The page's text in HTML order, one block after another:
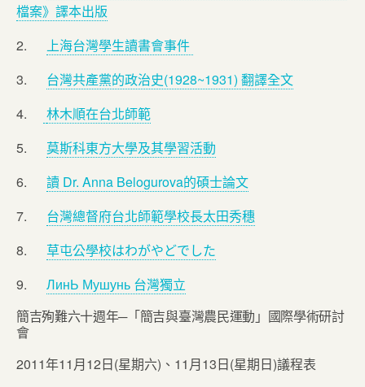
檔案》譯本出版
2. 上海台灣學生讀書會事件
3. 台灣共產黨的政治史(1928~1931) 翻譯全文
4.
林木順在台北師範
5. 莫斯科東方大學及其學習活動
6. 讀 Dr. Anna Belogurova的碩士論文
7. 台灣總督府台北師範學校長太田秀穗
8. 草屯公學校はわがやどでした
9. ЛинЬ Мушунь 台灣獨立
簡吉殉難六十週年─「簡吉與臺灣農民運動」國際學術研討
會
2011年11月12日(星期六)、11月13日(星期日)議程表